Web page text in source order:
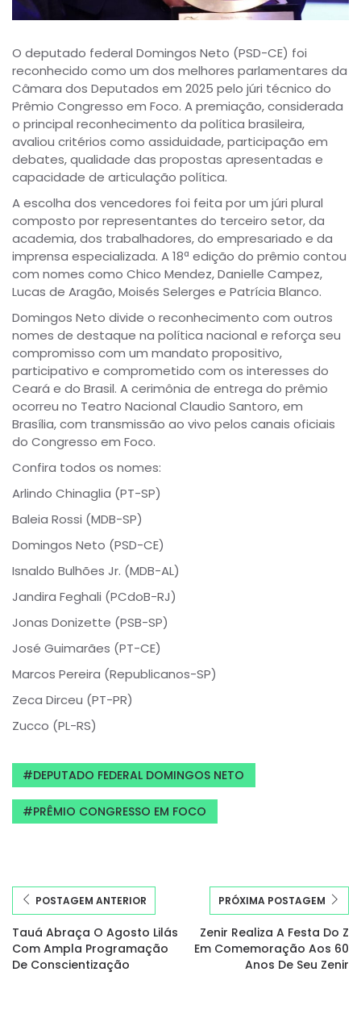
O deputado federal Domingos Neto (PSD-CE) foi
reconhecido como um dos melhores parlamentares da
Câmara dos Deputados em 2025 pelo júri técnico do
Prêmio Congresso em Foco. A premiação, considerada
o principal reconhecimento da política brasileira,
avaliou critérios como assiduidade, participação em
debates, qualidade das propostas apresentadas e
capacidade de articulação política.
A escolha dos vencedores foi feita por um júri plural
composto por representantes do terceiro setor, da
academia, dos trabalhadores, do empresariado e da
imprensa especializada. A 18ª edição do prêmio contou
com nomes como Chico Mendez, Danielle Campez,
Lucas de Aragão, Moisés Selerges e Patrícia Blanco.
Domingos Neto divide o reconhecimento com outros
nomes de destaque na política nacional e reforça seu
compromisso com um mandato propositivo,
participativo e comprometido com os interesses do
Ceará e do Brasil. A cerimônia de entrega do prêmio
ocorreu no Teatro Nacional Claudio Santoro, em
Brasília, com transmissão ao vivo pelos canais oficiais
do Congresso em Foco.
Confira todos os nomes:
Arlindo Chinaglia (PT-SP)
Baleia Rossi (MDB-SP)
Domingos Neto (PSD-CE)
Isnaldo Bulhões Jr. (MDB-AL)
Jandira Feghali (PCdoB-RJ)
Jonas Donizette (PSB-SP)
José Guimarães (PT-CE)
Marcos Pereira (Republicanos-SP)
Zeca Dirceu (PT-PR)
Zucco (PL-RS)
DEPUTADO FEDERAL DOMINGOS NETO
PRÊMIO CONGRESSO EM FOCO
POSTAGEM ANTERIOR
Tauá Abraça O Agosto Lilás
Com Ampla Programação
De Conscientização
PRÓXIMA POSTAGEM
Zenir Realiza A Festa Do Z
Em Comemoração Aos 60
Anos De Seu Zenir